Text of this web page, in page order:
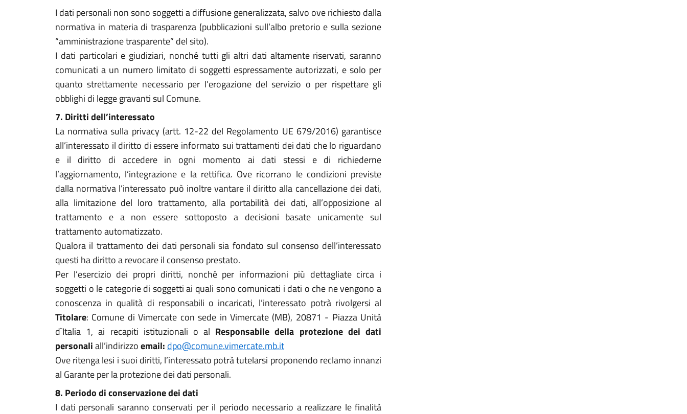
I dati personali non sono soggetti a diffusione generalizzata, salvo ove richiesto dalla
normativa in materia di trasparenza (pubblicazioni sull’albo pretorio e sulla sezione
“amministrazione trasparente” del sito).
I dati particolari e giudiziari, nonché tutti gli altri dati altamente riservati, saranno
comunicati a un numero limitato di soggetti espressamente autorizzati, e solo per
quanto strettamente necessario per l’erogazione del servizio o per rispettare gli
obblighi di legge gravanti sul Comune.
7. Diritti dell’interessato
La normativa sulla privacy (artt. 12-22 del Regolamento UE 679/2016) garantisce
all’interessato il diritto di essere informato sui trattamenti dei dati che lo riguardano
e il diritto di accedere in ogni momento ai dati stessi e di richiederne
l’aggiornamento, l’integrazione e la rettifica. Ove ricorrano le condizioni previste
dalla normativa l’interessato può inoltre vantare il diritto alla cancellazione dei dati,
alla limitazione del loro trattamento, alla portabilità dei dati, all’opposizione al
trattamento e a non essere sottoposto a decisioni basate unicamente sul
trattamento automatizzato.
Qualora il trattamento dei dati personali sia fondato sul consenso dell’interessato
questi ha diritto a revocare il consenso prestato.
Per l’esercizio dei propri diritti, nonché per informazioni più dettagliate circa i
soggetti o le categorie di soggetti ai quali sono comunicati i dati o che ne vengono a
conoscenza in qualità di responsabili o incaricati, l’interessato potrà rivolgersi al
Titolare: Comune di Vimercate con sede in Vimercate (MB), 20871 - Piazza Unità
d`Italia 1, ai recapiti istituzionali o al Responsabile della protezione dei dati
personaliall’indirizzoemail: dpo@comune.vimercate.mb.it
Ove ritenga lesi i suoi diritti, l’interessato potrà tutelarsi proponendo reclamo innanzi
al Garante per la protezione dei dati personali.
8. Periodo di conservazione dei dati
I dati personali saranno conservati per il periodo necessario a realizzare le finalità